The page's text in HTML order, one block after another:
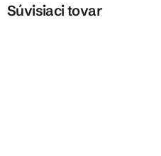
Súvisiaci tovar